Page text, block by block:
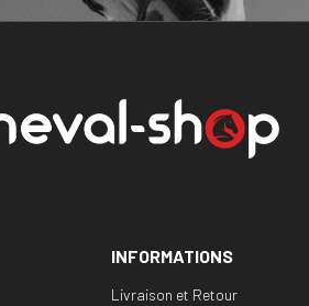
INFORMATIONS
Livraison et Retour